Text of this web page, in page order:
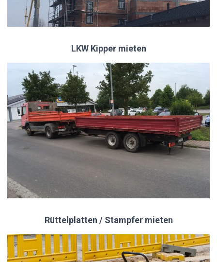
LKW Kipper mieten
Rüttelplatten / Stampfer mieten